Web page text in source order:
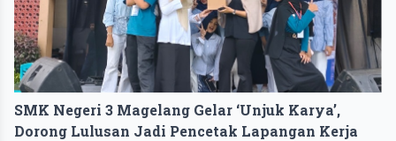
SMK Negeri 3 Magelang Gelar ‘Unjuk Karya’,
Dorong Lulusan Jadi Pencetak Lapangan Kerja